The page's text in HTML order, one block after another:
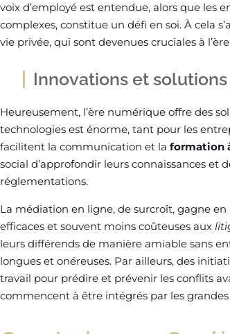
voix d’employé est entendue, alors que les
complexes, constitue un défi en soi. À cela
vie privée, qui sont devenues cruciales à
Innovations et solutions
Heureusement, l’ère numérique offre des
technologies est énorme, tant pour les
facilitent la communication et la formation
social d’approfondir leurs connaissances et
réglementations.
La médiation en ligne, de surcroît, gagne
efficaces et souvent moins coûteuses aux
leurs différends de manière amiable sans
longues et onéreuses. Par ailleurs, des
travail pour prédire et prévenir les conflits
commencent à être intégrés par les